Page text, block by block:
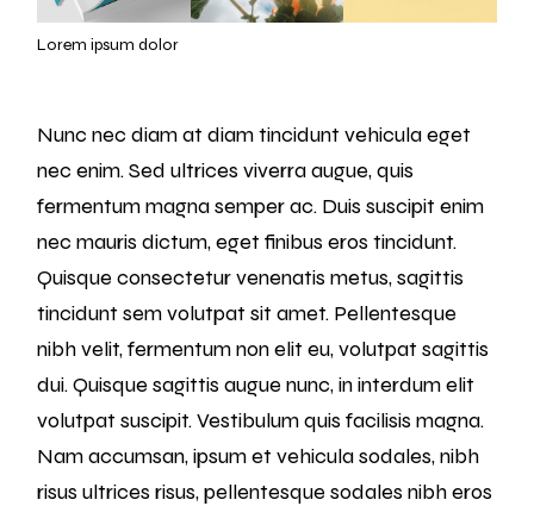
Lorem ipsum dolor
Nunc nec diam at diam tincidunt vehicula eget
nec enim. Sed ultrices viverra augue, quis
fermentum magna semper ac. Duis suscipit enim
nec mauris dictum, eget finibus eros tincidunt.
Quisque consectetur venenatis metus, sagittis
tincidunt sem volutpat sit amet. Pellentesque
nibh velit, fermentum non elit eu, volutpat sagittis
dui. Quisque sagittis augue nunc, in interdum elit
volutpat suscipit. Vestibulum quis facilisis magna.
Nam accumsan, ipsum et vehicula sodales, nibh
risus ultrices risus, pellentesque sodales nibh eros